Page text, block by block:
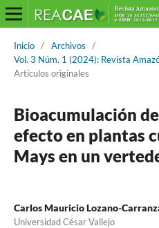
Inicio / Archivos
/
Vol. 3 Núm. 1 (2024): Revista
Artículos originales
Bioacumulación
efecto en plantas
Mays en un
Carlos Mauricio Lozano-
Universidad César Vallejo